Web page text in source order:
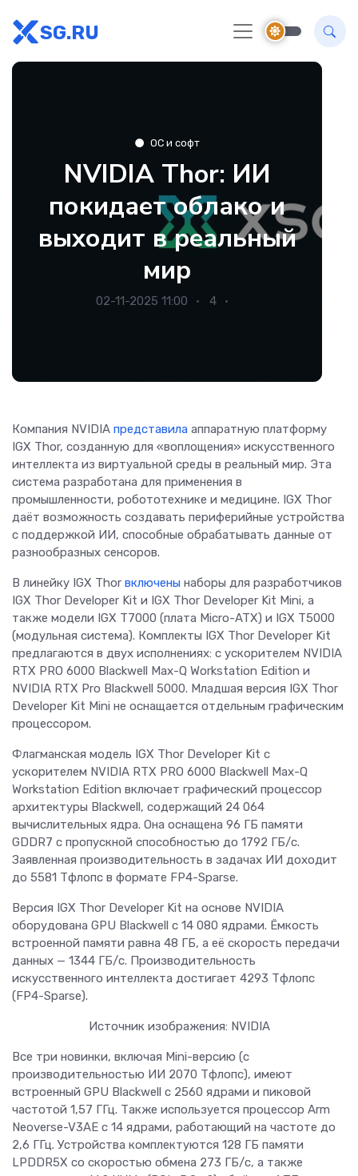
SG.RU
ОС и софт
NVIDIA Thor: ИИ
покидает облако и
выходит в реальный
мир
02-11-2025 11:00 4
Компания NVIDIA представила аппаратную платформу
IGX Thor, созданную для «воплощения» искусственного
интеллекта из виртуальной среды в реальный мир. Эта
система разработана для применения в
промышленности, робототехнике и медицине. IGX Thor
даёт возможность создавать периферийные устройства
с поддержкой ИИ, способные обрабатывать данные от
разнообразных сенсоров.
В линейку IGX Thor включены наборы для разработчиков
IGX Thor Developer Kit и IGX Thor Developer Kit Mini, а
также модели IGX T7000 (плата Micro-ATX) и IGX T5000
(модульная система). Комплекты IGX Thor Developer Kit
предлагаются в двух исполнениях: с ускорителем NVIDIA
RTX PRO 6000 Blackwell Max-Q Workstation Edition и
NVIDIA RTX Pro Blackwell 5000. Младшая версия IGX Thor
Developer Kit Mini не оснащается отдельным графическим
процессором.
Флагманская модель IGX Thor Developer Kit с
ускорителем NVIDIA RTX PRO 6000 Blackwell Max-Q
Workstation Edition включает графический процессор
архитектуры Blackwell, содержащий 24 064
вычислительных ядра. Она оснащена 96 ГБ памяти
GDDR7 с пропускной способностью до 1792 ГБ/с.
Заявленная производительность в задачах ИИ доходит
до 5581 Тфлопс в формате FP4-Sparse.
Версия IGX Thor Developer Kit на основе NVIDIA
оборудована GPU Blackwell с 14 080 ядрами. Ёмкость
встроенной памяти равна 48 ГБ, а её скорость передачи
данных — 1344 ГБ/с. Производительность
искусственного интеллекта достигает 4293 Тфлопс
(FP4-Sparse).
Источник изображения: NVIDIA
Все три новинки, включая Mini-версию (с
производительностью ИИ 2070 Тфлопс), имеют
встроенный GPU Blackwell с 2560 ядрами и пиковой
частотой 1,57 ГГц. Также используется процессор Arm
Neoverse-V3AE с 14 ядрами, работающий на частоте до
2,6 ГГц. Устройства комплектуются 128 ГБ памяти
LPDDR5X со скоростью обмена 273 ГБ/с, а также